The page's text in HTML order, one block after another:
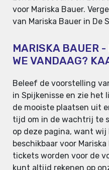
voor Mariska Bauer.
van Mariska Bauer in De
MARISKA BAUER -
WE VANDAAG?
Beleef de voorstelling
in Spijkenisse en zie het
de mooiste plaatsen uit
tijd om in de wachtrij te
op deze pagina, want
beschikbaar voor
tickets worden voor de
kunt altijd rekenen op